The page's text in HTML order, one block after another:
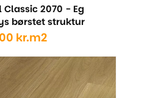
2070 - Eg
børstet struktur
kr.m2